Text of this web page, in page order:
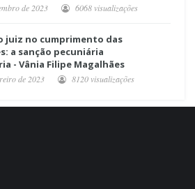
de 2023 6068 visualizações
juiz no cumprimento das
a sanção pecuniária
- Vânia Filipe Magalhães
de 2023 8120 visualizações